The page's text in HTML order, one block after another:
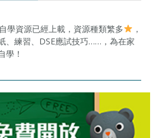
學資源已經上載，資源種類繁多
，
、練習、DSE應試技巧……，為在家
學！